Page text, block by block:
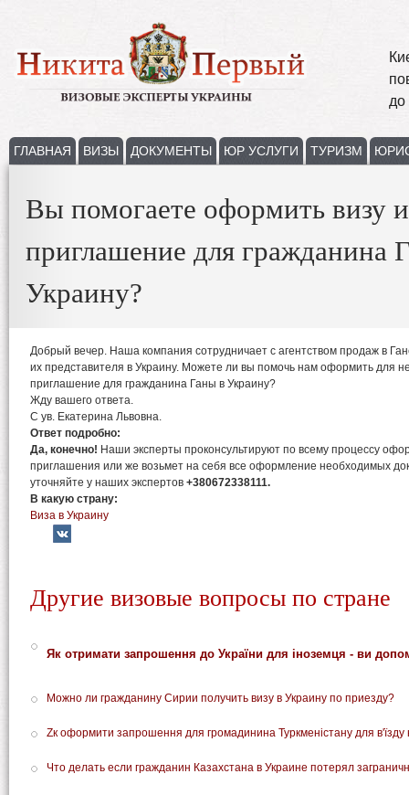
до
ГЛАВНАЯ ВИЗЫ ДОКУМЕНТЫ ЮР УСЛУГИ ТУРИЗМ
Вы помогаете оформить визу
приглашение для гражданина
Украину?
Добрый вечер. Наша компания сотрудничает с агентством продаж в
их представителя в Украину. Можете ли вы помочь нам оформить для
приглашение для гражданина Ганы в Украину?
Жду вашего ответа.
С ув. Екатерина Львовна.
Ответ подробно:
Да, конечно! Наши эксперты проконсультируют по всему процессу
приглашения или же возьмет на себя все оформление необходимых
уточняйте у наших экспертов +380672338111.
В какую страну:
Виза в Украину
Другие визовые вопросы по стране
Як отримати запрошення до України для іноземця - ви
Можно ли гражданину Сирии получить визу в Украину по приезду?
Zк оформити запрошення для громадинина Туркменістану для в'їзду
Что делать если гражданин Казахстана в Украине потерял